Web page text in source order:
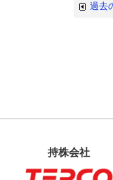
過去
持株会社